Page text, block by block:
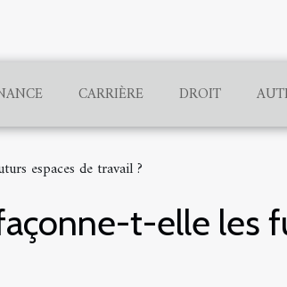
CARRIÈRE DROIT
espaces de travail ?
t-elle les